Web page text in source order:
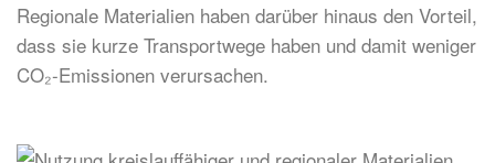
Regionale Materialien haben darüber hinaus den Vorteil,
dass sie kurze Transportwege haben und damit weniger
CO₂-Emissionen verursachen.